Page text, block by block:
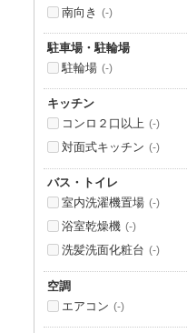
南向き
(-)
駐車場・駐輪場
駐輪場 (-)
キッチン
コンロ２口以上 (-)
対面式キッチン (-)
バス・トイレ
室内洗濯機置場 (-)
浴室乾燥機 (-)
洗髪洗面化粧台 (-)
空調
エアコン (-)